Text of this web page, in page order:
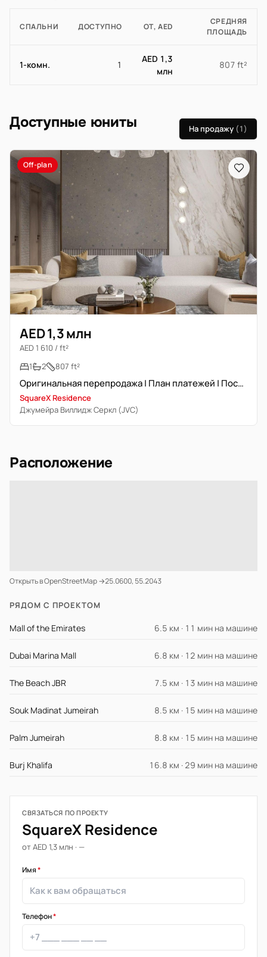
СПАЛЬНИ ДОСТУПНО ОТ, AED
СРЕДНЯЯ
ПЛОЩАДЬ
1-комн. 1
AED 1,3
млн
807 ft²
Доступные юниты На продажу (1)
Off-plan
AED 1,3 млн
AED 1 610 / ft²
1
2 807 ft²
Оригинальная перепродажа | План платежей | После передачи
SquareX Residence
Джумейра Виллидж Серкл (JVC)
Расположение
Открыть в OpenStreetMap →25.0600, 55.2043
РЯДОМ С ПРОЕКТОМ
Mall of the Emirates 6.5 км · 11 мин на машине
Dubai Marina Mall 6.8 км · 12 мин на машине
The Beach JBR 7.5 км · 13 мин на машине
Souk Madinat Jumeirah 8.5 км · 15 мин на машине
Palm Jumeirah 8.8 км · 15 мин на машине
Burj Khalifa 16.8 км · 29 мин на машине
СВЯЗАТЬСЯ ПО ПРОЕКТУ
SquareX Residence
от AED 1,3 млн · —
Имя*
Телефон*